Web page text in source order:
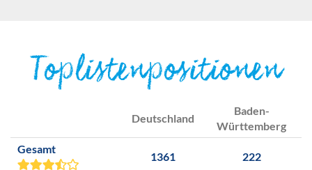
Toplistenpositionen
Deutschland
Baden-
Württemberg
Gesamt
1361 222